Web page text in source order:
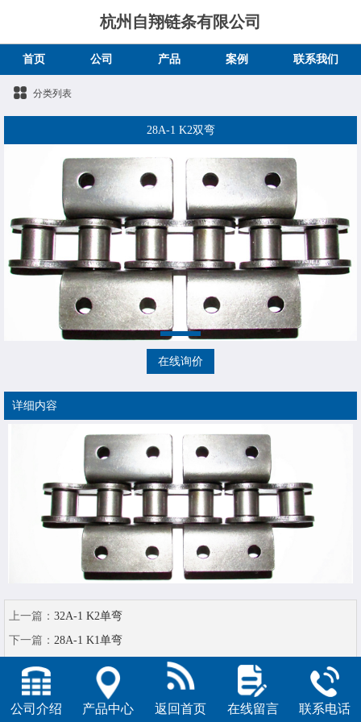
杭州自翔链条有限公司
首页 公司 产品 案例 联系我们
分类列表
28A-1 K2双弯
在线询价
详细内容
上一篇： 32A-1 K2单弯
下一篇： 28A-1 K1单弯
公司介绍 产品中心 返回首页 在线留言 联系电话